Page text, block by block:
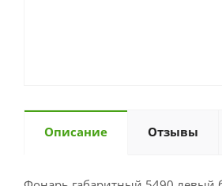
Описание Отзывы